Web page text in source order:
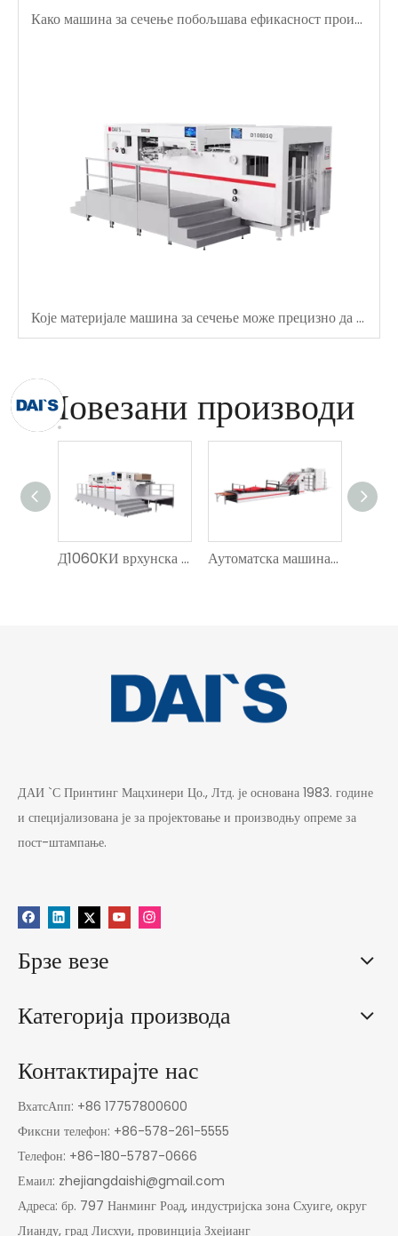
Како машина за сечење побољшава ефикасност производње амбалаже?
Које материјале машина за сечење може прецизно да сече?
Повезани производи
Д1060КИ врхунска машина за сечење папира високих перформанси Аутоматска машина за ламинирање велике брзине ДС-1450С
ДАИ `С Принтинг Мацхинери Цо., Лтд. је основана 1983. године
и специјализована је за пројектовање и производњу опреме за
пост-штампање.
Брзе везе
Категорија производа
Контактирајте нас
ВхатсАпп: +86 17757800600
Фиксни телефон: +86-578-261-5555
Телефон: +86-180-5787-0666
Емаил: zhejiangdaishi@gmail.com
Адреса: бр. 797 Нанминг Роад, индустријска зона Схуиге, округ
Лианду, град Лисхуи, провинција Зхејианг